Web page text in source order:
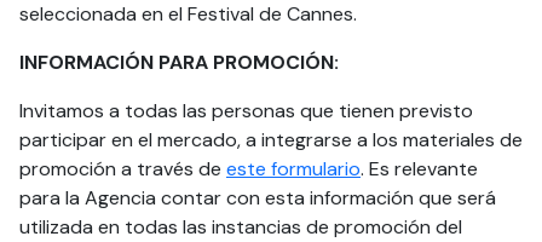
seleccionada en el Festival de Cannes.
INFORMACIÓN PARA PROMOCIÓN:
Invitamos a todas las personas que tienen previsto
participar en el mercado, a integrarse a los materiales de
promoción a través de este formulario. Es relevante
para la Agencia contar con esta información que será
utilizada en todas las instancias de promoción del